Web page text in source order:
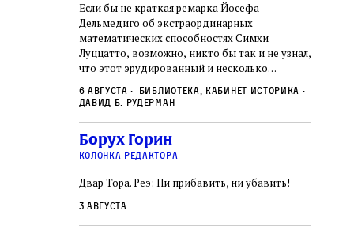
не
смысл и
и
человек,
возмущение
последнее
Если бы не краткая ремарка Йосефа
Дельмедиго об экстраординарных
математических способностях Симхи
Луццатто, возможно, никто бы так и не узнал,
что этот эрудированный и несколько
какое‑то отношение к научной деятельности.
из раввинов Венеции
6 августа
Библиотека, кабинет историка
Давид Б. Рудерман
Борух Горин
колонка редактора
Двар Тора. Реэ: Ни прибавить, ни убавить!
3 августа